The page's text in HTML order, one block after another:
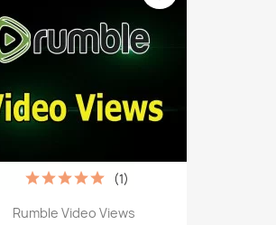
Rumble Video Views
(1)